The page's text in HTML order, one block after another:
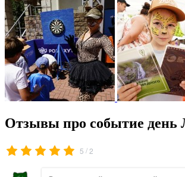
Отзывы про событие день
5 /2